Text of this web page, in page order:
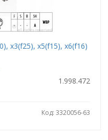
x3(f25), x5(f15), x6(f16)
1.998.472
Код: 3320056-63